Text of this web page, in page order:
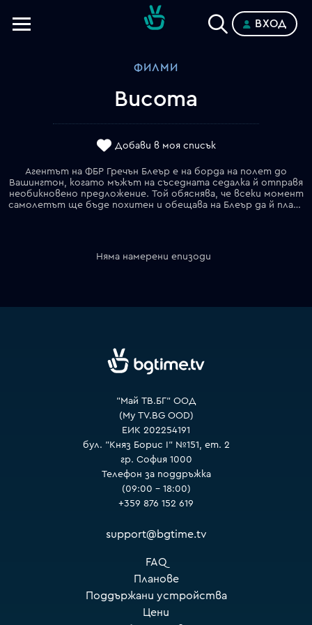
ВХОД
ФИЛМИ
Висота
Добави в моя списък
Агентът на ФБР Гречън Блеър е на борда на полет до
Вашингтон, когато мъжът на съседната седалка й отправя
необикновено предложение. Той обяснява, че всеки момент
самолетът ще бъде похитен и обещава на Блеър да й плати 75 милиона долара, ако успее да спаси живота му. Когато банда професионални крадци поемат контрол върху самолета, агентката разбира, че всичко това е истина…
Няма намерени епизоди
"Май ТВ.БГ" ООД
(My TV.BG OOD)
ЕИК 202254191
бул. "Княз Борис I" №151, ет. 2
гр. София 1000
Телефон за поддръжка
(09:00 – 18:00)
+359 876 152 619
support@bgtime.tv
FAQ
Планове
Поддържани устройства
Цени